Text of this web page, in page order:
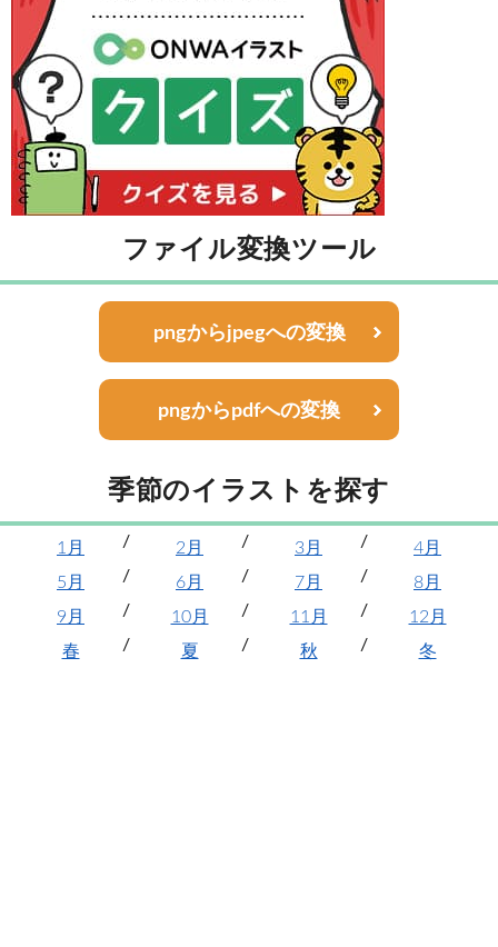
ファイル変換ツール
pngからjpegへの変換
pngからpdfへの変換
季節のイラストを探す
1月 2月 3月
4月
5月
6月 7月
8月
9月
10月 11月
12月
春
夏 秋 冬